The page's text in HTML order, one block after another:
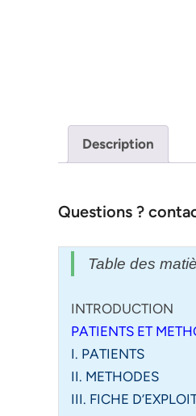
Description
Questions ?
Table des
INTRODUCTION
PATIENTS ET
I. PATIENTS
II. METHODES
III. FICHE